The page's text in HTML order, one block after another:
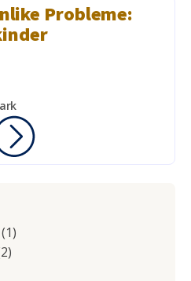
Probleme:
(1)